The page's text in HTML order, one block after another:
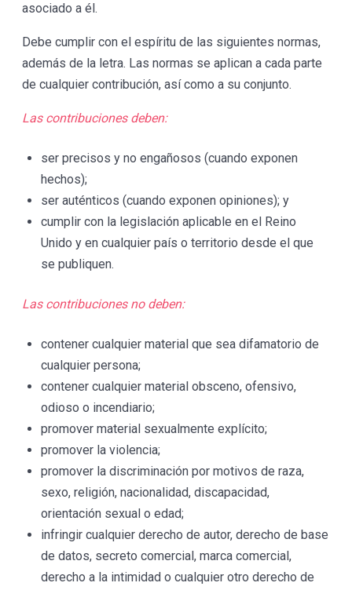
asociado a él.
Debe cumplir con el espíritu de las siguientes normas,
además de la letra. Las normas se aplican a cada parte
de cualquier contribución, así como a su conjunto.
Las contribuciones deben:
ser precisos y no engañosos (cuando exponen
hechos);
ser auténticos (cuando exponen opiniones); y
cumplir con la legislación aplicable en el Reino
Unido y en cualquier país o territorio desde el que
se publiquen.
Las contribuciones no deben:
contener cualquier material que sea difamatorio de
cualquier persona;
contener cualquier material obsceno, ofensivo,
odioso o incendiario;
promover material sexualmente explícito;
promover la violencia;
promover la discriminación por motivos de raza,
sexo, religión, nacionalidad, discapacidad,
orientación sexual o edad;
infringir cualquier derecho de autor, derecho de base
de datos, secreto comercial, marca comercial,
derecho a la intimidad o cualquier otro derecho de